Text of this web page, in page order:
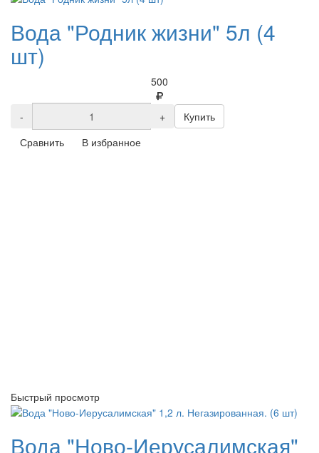
Вода "Родник жизни" 5л (4
шт)
500
- +
Купить
Сравнить
В избранное
Быстрый просмотр
Вода "Ново-Иерусалимская"